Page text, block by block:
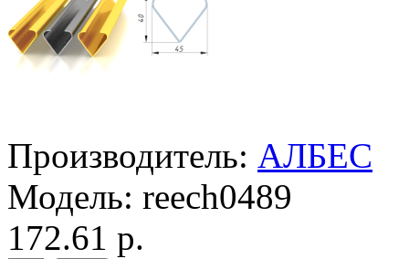
Производитель: АЛБЕС
Модель: reech0489
172.61 р.